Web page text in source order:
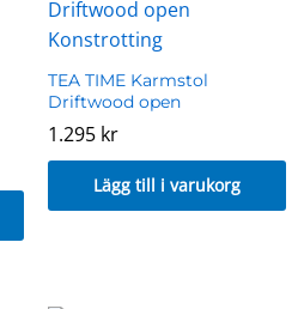
TEA TIME Karmstol
Driftwood open
1.295 kr
Lägg till i varukorg